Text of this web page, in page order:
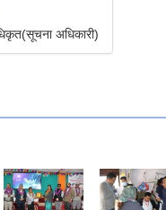
अधिकारी)